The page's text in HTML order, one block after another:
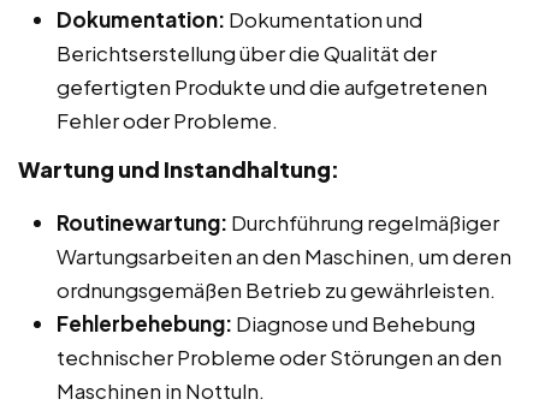
Dokumentation: Dokumentation und
Berichtserstellung über die Qualität der
gefertigten Produkte und die aufgetretenen
Fehler oder Probleme.
Wartung und Instandhaltung:
Routinewartung: Durchführung regelmäßiger
Wartungsarbeiten an den Maschinen, um deren
ordnungsgemäßen Betrieb zu gewährleisten.
Fehlerbehebung: Diagnose und Behebung
technischer Probleme oder Störungen an den
Maschinen in Nottuln.